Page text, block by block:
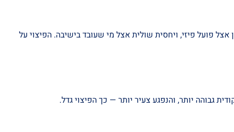
פועל פיזי, ויחסית שולית אצל מי שעובד בישיבה. הפיצוי על
גבוהה יותר, והנפגע צעיר יותר — כך הפיצוי גדל.